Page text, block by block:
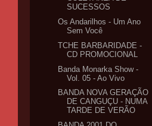
SUCESSOS
Os Andarilhos - Um Ano
Sem Você
TCHE BARBARIDADE -
CD PROMOCIONAL
Banda Monarka Show -
Vol. 05 - Ao Vivo
BANDA NOVA GERAÇÃO
DE CANGUÇU - NUMA
TARDE DE VERÃO